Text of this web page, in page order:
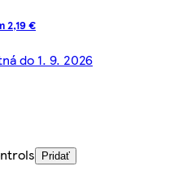
2,19 €
do 1. 9. 2026
Pridať